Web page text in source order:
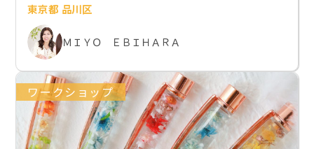
東京都 品川区
ＭＩＹＯ ＥＢＩＨＡＲＡ
ワークショップ